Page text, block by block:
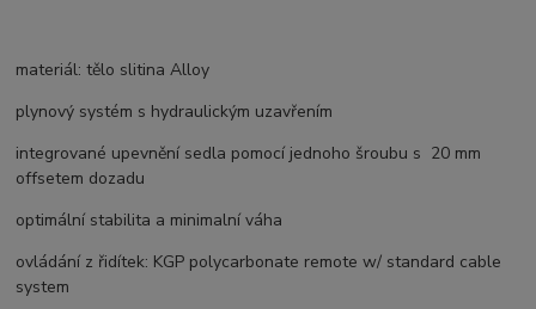
materiál: tělo slitina Alloy
plynový systém s hydraulickým uzavřením
integrované upevnění sedla pomocí jednoho šroubu s 20 mm
offsetem dozadu
optimální stabilita a minimalní váha
ovládání z řidítek: KGP polycarbonate remote w/ standard cable
system